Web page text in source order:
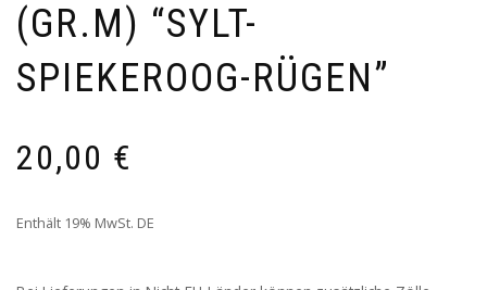
(GR.M) “SYLT-
SPIEKEROOG-RÜGEN”
20,00 €
Enthält 19% MwSt. DE